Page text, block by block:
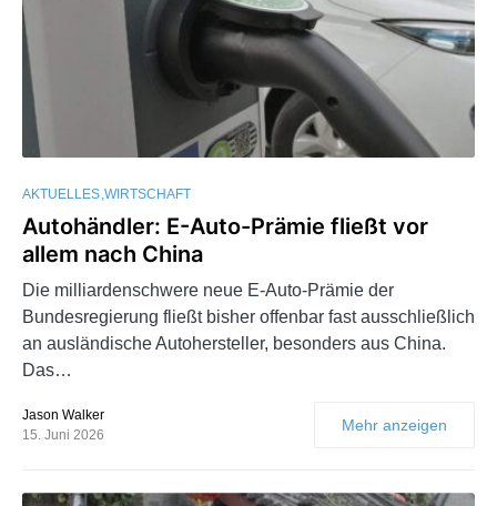
AKTUELLES WIRTSCHAFT
Autohändler: E-Auto-Prämie fließt vor
allem nach China
Die milliardenschwere neue E-Auto-Prämie der
Bundesregierung fließt bisher offenbar fast ausschließlich
an ausländische Autohersteller, besonders aus China.
Das…
Jason Walker
15. Juni 2026
Mehr anzeigen